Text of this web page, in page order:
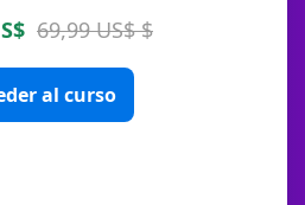
69,99 US$ $
al curso